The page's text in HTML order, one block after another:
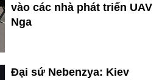
vào các nhà phát triển UAV
Nga
Đại sứ Nebenzya: Kiev